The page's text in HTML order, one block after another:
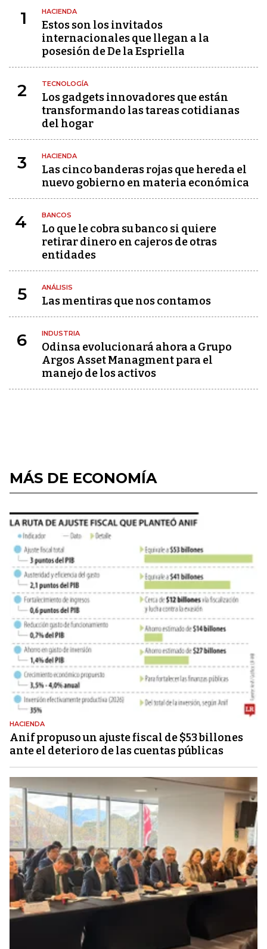
1 HACIENDA
Estos son los invitados
internacionales que llegan a la
posesión de De la Espriella
2 TECNOLOGÍA
Los gadgets innovadores que están
transformando las tareas cotidianas
del hogar
3 HACIENDA
Las cinco banderas rojas que hereda el
nuevo gobierno en materia económica
4 BANCOS
Lo que le cobra su banco si quiere
retirar dinero en cajeros de otras
entidades
5 ANÁLISIS
Las mentiras que nos contamos
6 INDUSTRIA
Odinsa evolucionará ahora a Grupo
Argos Asset Managment para el
manejo de los activos
MÁS DE ECONOMÍA
HACIENDA
Anif propuso un ajuste fiscal de $53 billones
ante el deterioro de las cuentas públicas